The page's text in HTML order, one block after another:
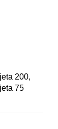
200,
75